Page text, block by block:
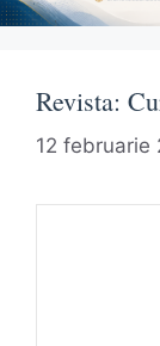
Revista:
12 februarie